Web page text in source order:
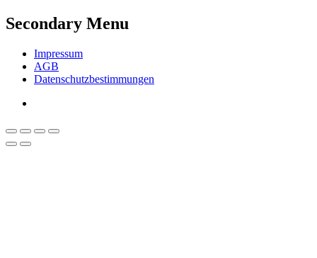
Secondary Menu
Impressum
AGB
Datenschutzbestimmungen